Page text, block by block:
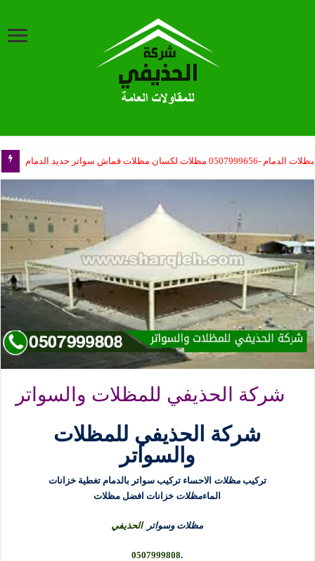
مظلات المدارس حكومية – مظلات مدارس أهلية – مظلات المشاريع تركيب
شركة الحذيفي للمظلات والسواتر
شركة الحذيفي للمظلات
والسواتر
تركيبمظلات الاحساء تركيب سواتر بالدمام تغطية خزانات
الماءمظلات خزانات افضل مظلات
مظلات وسواتر الحذيفي
0507999808.